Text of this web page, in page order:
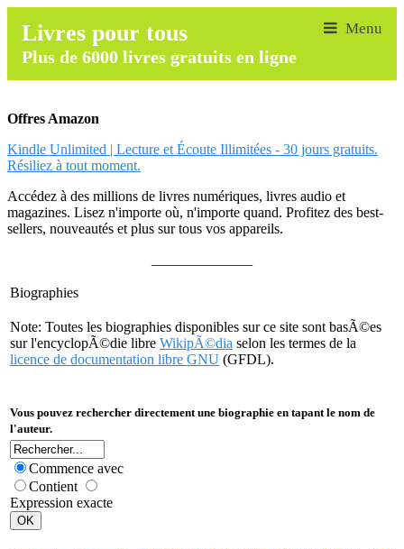
Livres pour tous
Plus de 6000 livres gratuits en ligne
Offres Amazon
Kindle Unlimited | Lecture et Écoute Illimitées - 30 jours gratuits.
Résiliez à tout moment.
Accédez à des millions de livres numériques, livres audio et
magazines. Lisez n'importe où, n'importe quand. Profitez des best-
sellers, nouveautés et plus sur tous vos appareils.
Biographies
Note: Toutes les biographies disponibles sur ce site sont basÃ©es
sur l'encyclopÃ©die libre WikipÃ©dia selon les termes de la
licence de documentation libre GNU (GFDL).
Vous pouvez rechercher directement une biographie en tapant le nom de
l'auteur.
Commence avec
Contient
Expression exacte